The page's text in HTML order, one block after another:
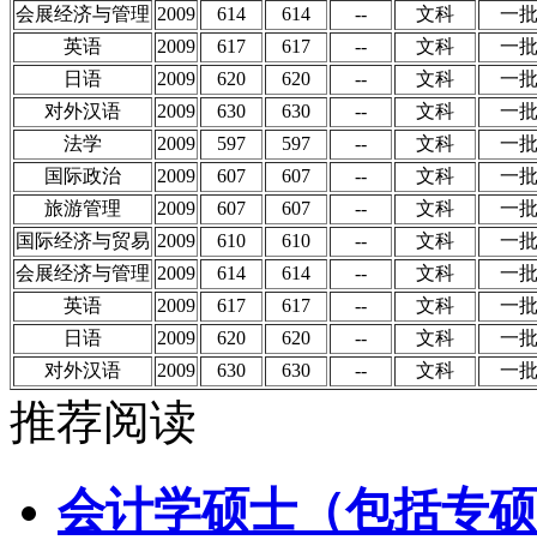
会展经济与管理 2009 614 614 -- 文科
一批
英语
2009 617 617 -- 文科
一批
日语
2009 620 620 -- 文科
一批
对外汉语
2009 630 630 -- 文科
一批
法学
2009 597 597 -- 文科
一批
国际政治
2009 607 607 -- 文科
一批
旅游管理
2009 607 607 -- 文科
一批
国际经济与贸易 2009 610 610 -- 文科
一批
会展经济与管理 2009 614 614 -- 文科
一批
英语
2009 617 617 -- 文科
一批
日语
2009 620 620 -- 文科
一批
对外汉语
2009 630 630 -- 文科 一批
推荐阅读
会计学硕士（包括专